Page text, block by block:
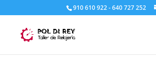
910 610 922 - 640 727 252